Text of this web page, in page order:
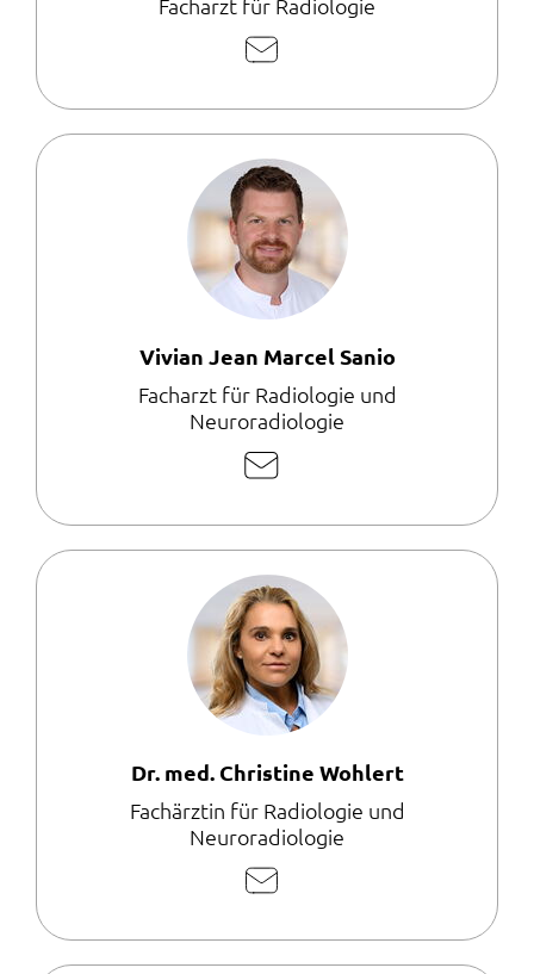
E-
schreiben
Vivian Jean Marcel Sanio
Facharzt für Radiologie und
Neuroradiologie
E-
schreiben
Dr. med. Christine Wohlert
Fachärztin für Radiologie und
Neuroradiologie
E-
schreiben